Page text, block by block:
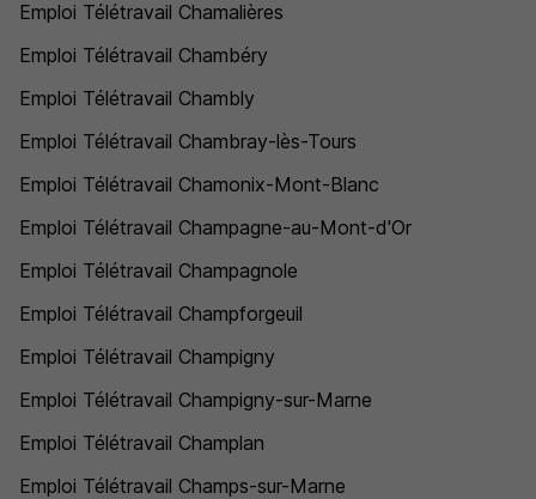
Emploi Télétravail Chamalières
Emploi Télétravail Chambéry
Emploi Télétravail Chambly
Emploi Télétravail Chambray-lès-Tours
Emploi Télétravail Chamonix-Mont-Blanc
Emploi Télétravail Champagne-au-Mont-d'Or
Emploi Télétravail Champagnole
Emploi Télétravail Champforgeuil
Emploi Télétravail Champigny
Emploi Télétravail Champigny-sur-Marne
Emploi Télétravail Champlan
Emploi Télétravail Champs-sur-Marne